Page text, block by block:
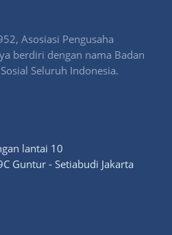
Asosiasi Pengusaha
berdiri dengan nama Badan
Seluruh Indonesia.
lantai 10
Guntur - Setiabudi Jakarta